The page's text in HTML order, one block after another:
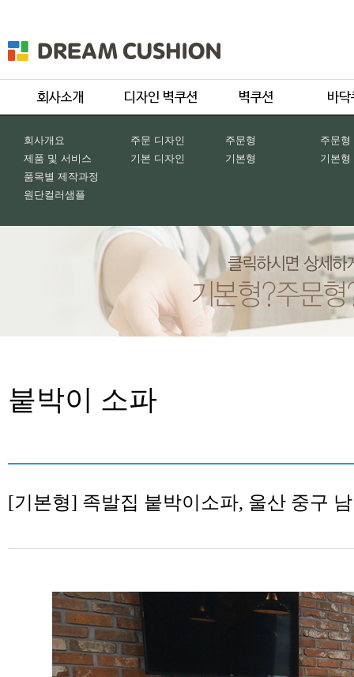
회사개요
제품 및 서비스
품목별 제작과정
원단컬러샘플
주문 디자인
기본 디자인
주문형
기본형
주문형
기본형
붙박이 소파
[기본형] 족발집 붙박이소파, 울산 중구